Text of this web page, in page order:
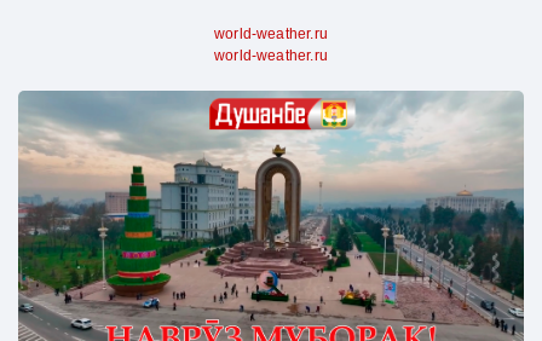
world-weather.ru
world-weather.ru